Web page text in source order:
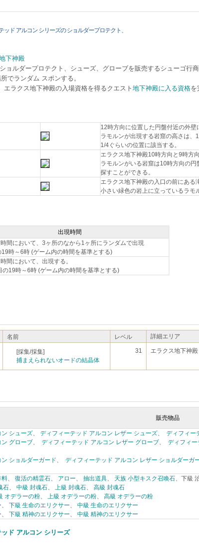
ッド アルコン シリーズの ショルダープロテクト、
下神殿
ョルダープロテクト、シューズ、グローブを販売するシューゴ行商
でランダム スポンする。
エラクス地下神殿の入場資格を得るクエスト 地下神殿に入る資格を
12時方向に位置した円盤付近の外壁
ラモルンが出現する岩窟の高さは、
1/4ぐらいの位置に該当する。
エラクス地下神殿10時方向と9時方
ラモルンがいる岩窟は10時方向の
探すことができる。
エラクス地下神殿の入口の前にあ
小さい緑色の岩上に立っているラモ
出現時間
間において、3ヶ所のなから1ヶ所にランダムで出現
19時～6時 (ゲーム内の時間を基準とする)
間において、出現する。
の19時～6時 (ゲーム内の時間を基準とする)
名前 レベル 詳細エリア
[採集/採集]
捕まえられないオードの結晶体
31 エラクス地下神殿
販売物品
シューズ、 ディフィーテッド アルコン レザー シューズ、 ディフィー
グローブ、 ディフィーテッド アルコン レザー グローブ、 ディフィ
ショルダーガード、 ディフィーテッド アルコン レザー ショルダーガ
料、 復活の精霊石、 アロー、 抽出道具、 天族 小型キスク召喚石、下級
石、 中級 封魂石、 上級 封魂石、 高級 封魂石
オデラーの粉、 上級 オデラーの粉、 高級 オデラーの粉
、 下級 生命のエリクサー、 中級 生命のエリクサー
、 下級 精神のエリクサー、 中級 精神のエリクサー
ド アルコン シリーズ